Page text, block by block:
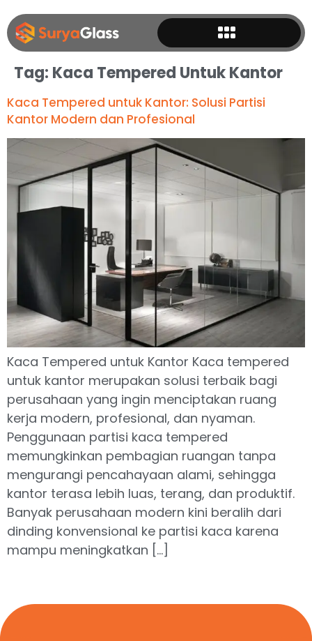
Tag: Kaca Tempered Untuk Kantor
Kaca Tempered untuk Kantor: Solusi Partisi
Kantor Modern dan Profesional
Kaca Tempered untuk Kantor Kaca tempered
untuk kantor merupakan solusi terbaik bagi
perusahaan yang ingin menciptakan ruang
kerja modern, profesional, dan nyaman.
Penggunaan partisi kaca tempered
memungkinkan pembagian ruangan tanpa
mengurangi pencahayaan alami, sehingga
kantor terasa lebih luas, terang, dan produktif.
Banyak perusahaan modern kini beralih dari
dinding konvensional ke partisi kaca karena
mampu meningkatkan […]